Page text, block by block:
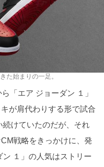
た始まりの一足。
「エア ジョーダン １」
が肩代わりする形で試合
けていたのだが、それ
戦略をきっかけに、発
１」の人気はストリー